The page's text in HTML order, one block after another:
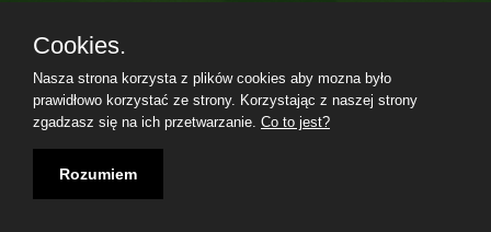
Regulamin| Polityka prywatności|Kontakt| 08.08.2026, 06:36|
Cookies.
Nasza strona korzysta z plików cookies aby mozna było
prawidłowo korzystać ze strony. Korzystając z naszej strony
zgadzasz się na ich przetwarzanie. Co to jest?
Rozumiem